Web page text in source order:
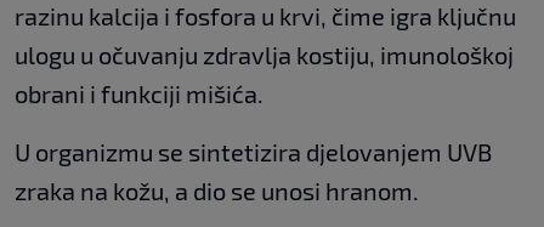
razinu kalcija i fosfora u krvi, čime igra ključnu
ulogu u očuvanju zdravlja kostiju, imunološkoj
obrani i funkciji mišića.
U organizmu se sintetizira djelovanjem UVB
zraka na kožu, a dio se unosi hranom.